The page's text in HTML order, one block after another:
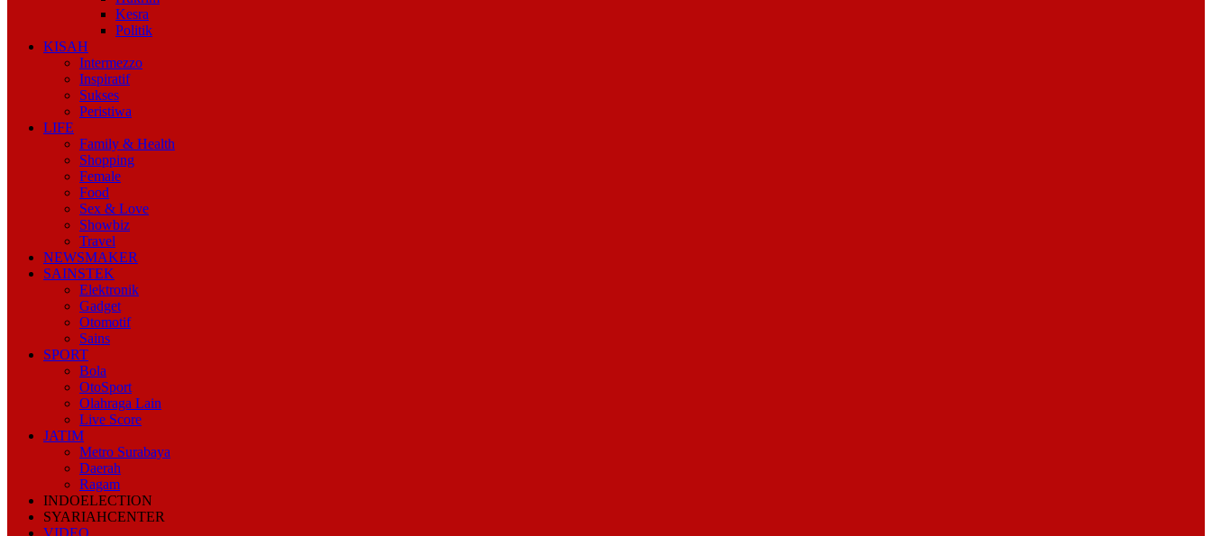
Kesra
Politik
KISAH
Intermezzo
Inspiratif
Sukses
Peristiwa
LIFE
Family & Health
Shopping
Female
Food
Sex & Love
Showbiz
Travel
NEWSMAKER
SAINSTEK
Elektronik
Gadget
Otomotif
Sains
SPORT
Bola
OtoSport
Olahraga Lain
Live Score
JATIM
Metro Surabaya
Daerah
Ragam
INDOELECTION
SYARIAHCENTER
VIDEO